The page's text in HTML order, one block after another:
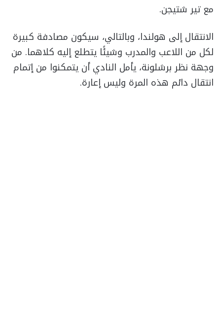
مع تير شتيجن.
الانتقال إلى هولندا، وبالتالي، سيكون مصادفة كبيرة
لكل من اللاعب والمدرب وشيئًا يتطلع إليه كلاهما. من
وجهة نظر برشلونة، يأمل النادي أن يتمكنوا من إتمام
انتقال دائم هذه المرة وليس إعارة.